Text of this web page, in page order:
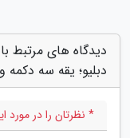
دبلیو؛ یقه سه
* نظرتان را در مورد